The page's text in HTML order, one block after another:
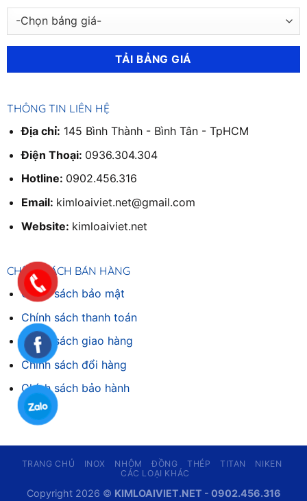
THÔNG TIN LIÊN HỆ
Địa chỉ: 145 Bình Thành - Bình Tân - TpHCM
Điện Thoại: 0936.304.304
Hotline: 0902.456.316
Email: kimloaiviet.net@gmail.com
Website: kimloaiviet.net
CHÍNH SÁCH BÁN HÀNG
Chính sách bảo mật
Chính sách thanh toán
Chính sách giao hàng
Chinh sách đổi hàng
Chính sách bảo hành
TRANG CHỦ INOX NHÔM ĐỒNG THÉP TITAN
NIKEN
CÁC LOẠI KHÁC
Copyright 2026 © KIMLOAIVIET.NET - 0902.456.316